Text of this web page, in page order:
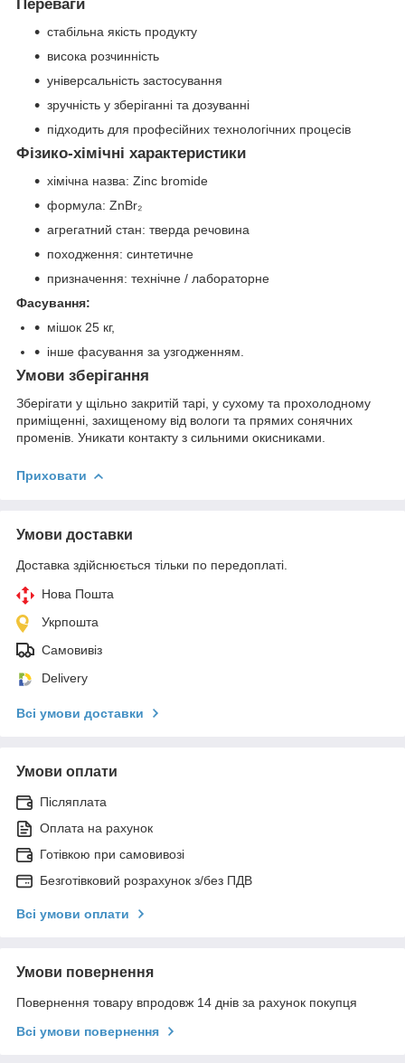
Переваги
стабільна якість продукту
висока розчинність
універсальність застосування
зручність у зберіганні та дозуванні
підходить для професійних технологічних процесів
Фізико-хімічні характеристики
хімічна назва: Zinc bromide
формула: ZnBr₂
агрегатний стан: тверда речовина
походження: синтетичне
призначення: технічне / лабораторне
Фасування:
мішок 25 кг,
інше фасування за узгодженням.
Умови зберігання
Зберігати у щільно закритій тарі, у сухому та прохолодному
приміщенні, захищеному від вологи та прямих сонячних
променів. Уникати контакту з сильними окисниками.
Приховати
Умови доставки
Доставка здійснюється тільки по передоплаті.
Нова Пошта
Укрпошта
Самовивіз
Delivery
Всі умови доставки
Умови оплати
Післяплата
Оплата на рахунок
Готівкою при самовивозі
Безготівковий розрахунок з/без ПДВ
Всі умови оплати
Умови повернення
Повернення товару впродовж 14 днів за рахунок покупця
Всі умови повернення